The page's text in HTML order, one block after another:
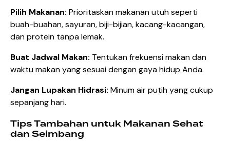
Pilih Makanan: Prioritaskan makanan utuh seperti
buah-buahan, sayuran, biji-bijian, kacang-kacangan,
dan protein tanpa lemak.
Buat Jadwal Makan: Tentukan frekuensi makan dan
waktu makan yang sesuai dengan gaya hidup Anda.
Jangan Lupakan Hidrasi: Minum air putih yang cukup
sepanjang hari.
Tips Tambahan untuk Makanan Sehat
dan Seimbang